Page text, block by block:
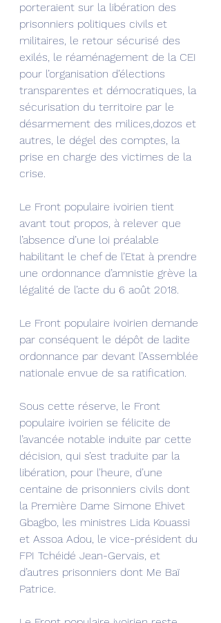
porteraient sur la libération des
prisonniers politiques civils et
militaires, le retour sécurisé des
exilés, le réaménagement de la CEI
pour l’organisation d’élections
transparentes et démocratiques, la
sécurisation du territoire par le
désarmement des milices,dozos et
autres, le dégel des comptes, la
prise en charge des victimes de la
crise.
Le Front populaire ivoirien tient
avant tout propos, à relever que
l’absence d’une loi préalable
habilitant le chef de l’Etat à prendre
une ordonnance d’amnistie grève la
légalité de l’acte du 6 août 2018.
Le Front populaire ivoirien demande
par conséquent le dépôt de ladite
ordonnance par devant l’Assemblée
nationale envue de sa ratification.
Sous cette réserve, le Front
populaire ivoirien se félicite de
l’avancée notable induite par cette
décision, qui s’est traduite par la
libération, pour l’heure, d’une
centaine de prisonniers civils dont
la Première Dame Simone Ehivet
Gbagbo, les ministres Lida Kouassi
et Assoa Adou, le vice-président du
FPI Tchéidé Jean-Gervais, et
d’autres prisonniers dont Me Baï
Patrice.